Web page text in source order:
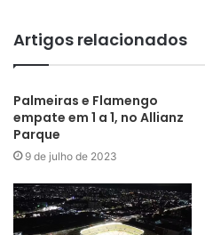
Artigos relacionados
Palmeiras e Flamengo
empate em 1 a 1, no Allianz
Parque
9 de julho de 2023